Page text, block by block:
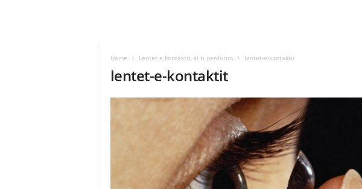
Home Lentet e kontaktit, si ti perdorim lentet-e-kontaktit
lentet-e-kontaktit